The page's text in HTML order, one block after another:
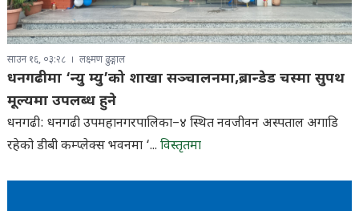
साउन १६, ०३:२८ लक्ष्मण ढुङ्गाल
धनगढीमा ‘न्यु म्यु’को शाखा सञ्चालनमा,ब्रान्डेड चस्मा सुपथ
मूल्यमा उपलब्ध हुने
धनगढी: धनगढी उपमहानगरपालिका–४ स्थित नवजीवन अस्पताल अगाडि
रहेको डीबी कम्प्लेक्स भवनमा ‘... विस्तृतमा